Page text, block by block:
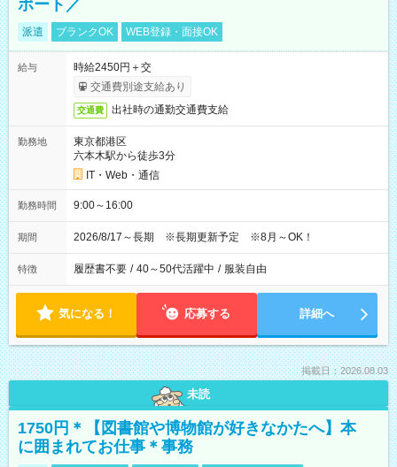
ポート／
派遣 ブランクOK WEB登録・面接OK
給与
時給2450円＋交
交通費別途支給あり
交通費 出社時の通勤交通費支給
勤務地
東京都港区
六本木駅から徒歩3分
IT・Web・通信
勤務時間 9:00～16:00
期間 2026/8/17～長期 ※長期更新予定 ※8月～OK！
特徴 履歴書不要 / 40～50代活躍中 / 服装自由
気になる！ 応募する 詳細へ
掲載日：2026.08.03
未読
1750円＊【図書館や博物館が好きなかたへ】本
に囲まれてお仕事＊事務